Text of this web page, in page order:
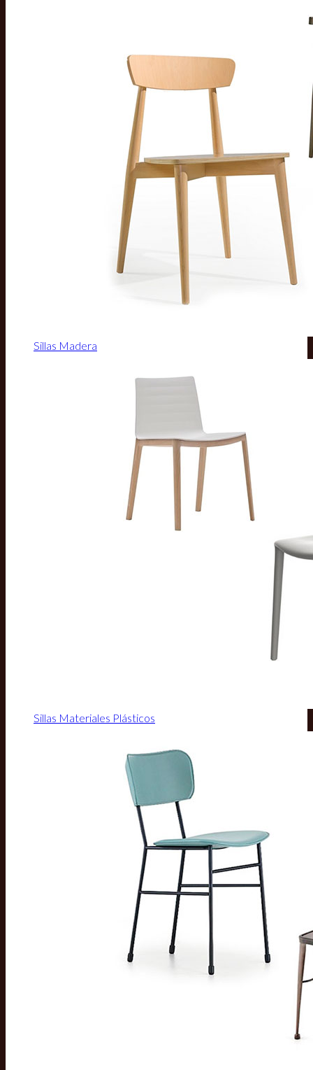
Sillas Madera
Sillas Materiales Plásticos